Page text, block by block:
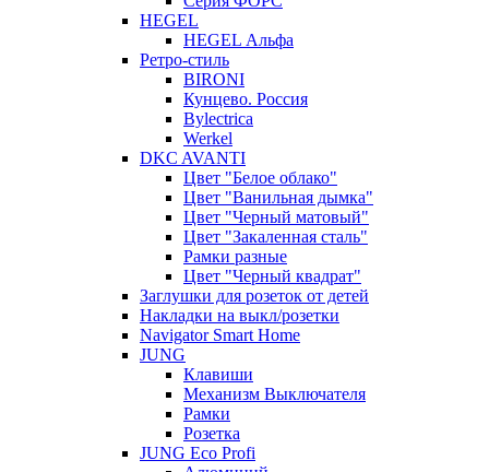
HEGEL
HEGEL Альфа
Ретро-стиль
BIRONI
Кунцево. Россия
Bylectrica
Werkel
DKC AVANTI
Цвет "Белое облако"
Цвет "Ванильная дымка"
Цвет "Черный матовый"
Цвет "Закаленная сталь"
Рамки разные
Цвет "Черный квадрат"
Заглушки для розеток от детей
Накладки на выкл/розетки
Navigator Smart Home
JUNG
Клавиши
Механизм Выключателя
Рамки
Розетка
JUNG Eco Profi